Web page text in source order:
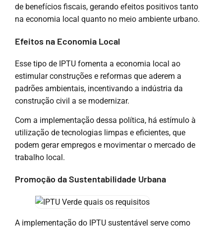
de benefícios fiscais, gerando efeitos positivos tanto
na economia local quanto no meio ambiente urbano.
Efeitos na Economia Local
Esse tipo de IPTU fomenta a economia local ao
estimular construções e reformas que aderem a
padrões ambientais, incentivando a indústria da
construção civil a se modernizar.
Com a implementação dessa política, há estímulo à
utilização de tecnologias limpas e eficientes, que
podem gerar empregos e movimentar o mercado de
trabalho local.
Promoção da Sustentabilidade Urbana
A implementação do IPTU sustentável serve como